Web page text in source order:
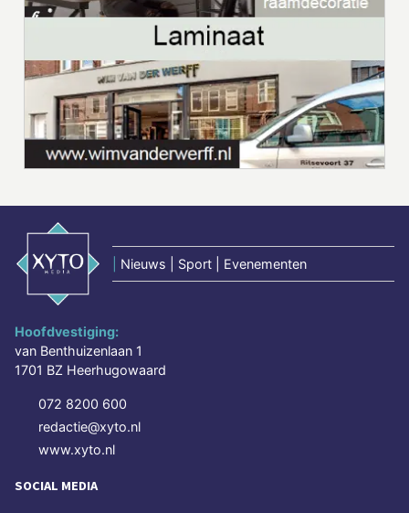
Nieuws | Sport | Evenementen
Hoofdvestiging:
van Benthuizenlaan 1
1701 BZ Heerhugowaard
072 8200 600
redactie@xyto.nl
www.xyto.nl
SOCIAL MEDIA